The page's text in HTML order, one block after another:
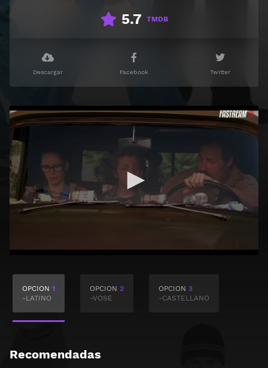
5.7 TMDB
Descargar Facebook Twitter
OPCION 1
-LATINO
OPCION 2
-VOSE
OPCION 3
-CASTELLANO
Recomendadas